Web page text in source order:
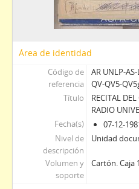
Área de identidad
Código de
referencia
AR UNLP-
QV-QV5-
Título
RECITAL
RADIO
Fecha(s)
07-12-
Nivel de
descripción
Unidad
Volumen y
soporte
Cartón. Caja 1